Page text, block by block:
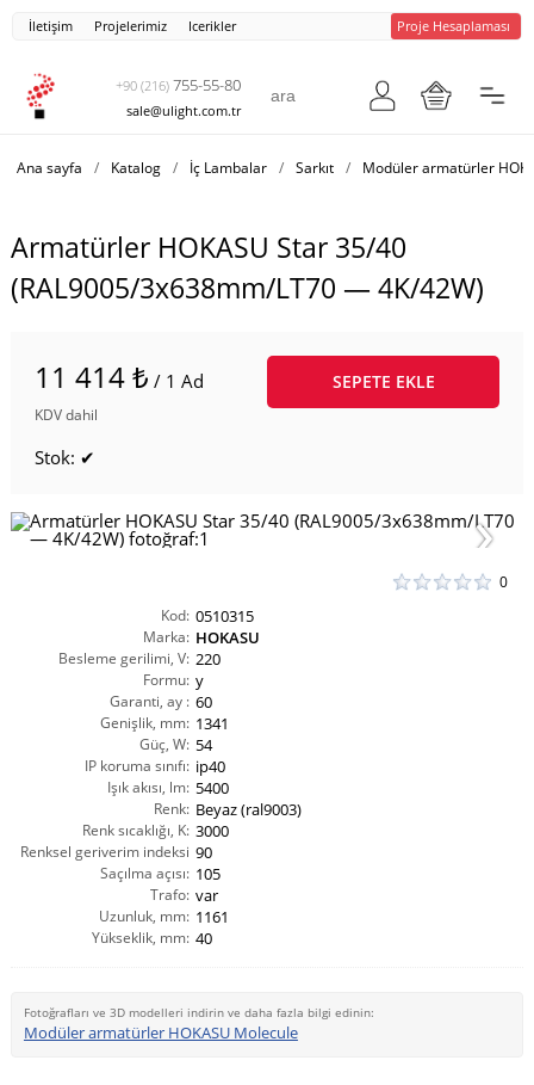
İletişim Projelerimiz Icerikler Proje Hesaplaması
+90 (216) 755-55-80
sale@ulight.com.tr
Ana sayfa / Katalog / İç Lambalar / Sarkıt / Modüler armatürler
Armatürler HOKASU Star 35/40
(RAL9005/3x638mm/LT70 — 4K/42W)
11 414 ₺ / 1 Ad
KDV dahil
SEPETE EKLE
Stok: ✔
0
Kod: 0510315
Marka: HOKASU
Besleme gerilimi, V: 220
Formu: y
Garanti, ay : 60
Genişlik, mm: 1341
Güç, W: 54
IP koruma sınıfı: ip40
Işık akısı, lm: 5400
Renk: Beyaz (ral9003)
Renk sıcaklığı, K: 3000
Renksel geriverim indeksi
CRI(Ra):
90
Saçılma açısı: 105
Trafo: var
Uzunluk, mm: 1161
Yükseklik, mm: 40
Fotoğrafları ve 3D modelleri indirin ve daha fazla bilgi edinin:
Modüler armatürler HOKASU Molecule